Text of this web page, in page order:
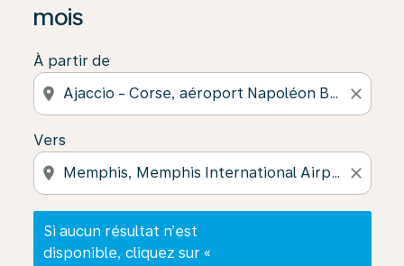
mois
À partir de
location_on close
Vers
location_on close
Si aucun résultat n’est
disponible, cliquez sur «